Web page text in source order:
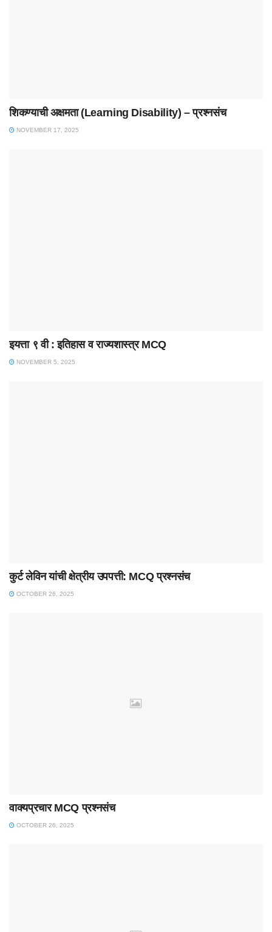
शिकण्याची अक्षमता (Learning Disability) – प्रश्नसंच
NOVEMBER 17, 2025
इयत्ता ९ वी : इतिहास व राज्यशास्त्र MCQ
NOVEMBER 5, 2025
कुर्ट लेविन यांची क्षेत्रीय उपपत्ती: MCQ प्रश्नसंच
OCTOBER 26, 2025
वाक्यप्रचार MCQ प्रश्नसंच
OCTOBER 26, 2025